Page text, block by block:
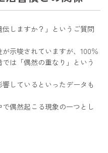
伝しますか？」というご質問
示唆されていますが、100％
は「偶然の重なり」という
しているといったデータも
偶然起こる現象の一つとし